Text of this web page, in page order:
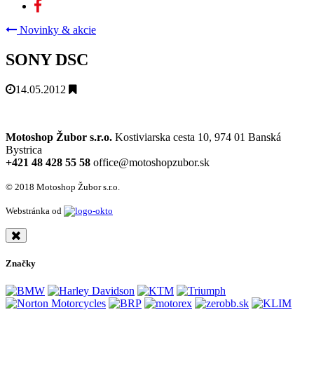
Novinky & akcie
SONY DSC
14.05.2012
Motoshop Žubor s.r.o. Kostiviarska cesta 10, 974 01 Banská
Bystrica
+421 48 428 55 58 office@motoshopzubor.sk
© 2018 Motoshop Žubor s.r.o.
Webstránka od
Značky